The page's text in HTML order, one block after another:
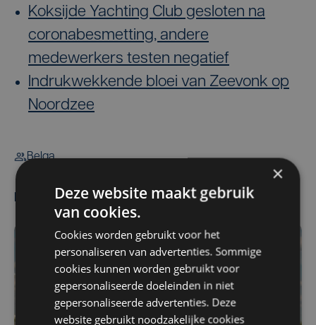
Koksijde Yachting Club gesloten na
coronabesmetting, andere
medewerkers testen negatief
Indrukwekkende bloei van Zeevonk op
Noordzee
Belga
Meest gelezen
×
Deze website maakt gebruik
van cookies.
Cookies worden gebruikt voor het
personaliseren van advertenties. Sommige
cookies kunnen worden gebruikt voor
gepersonaliseerde doeleinden in niet
gepersonaliseerde advertenties. Deze
website gebruikt noodzakelijke cookies